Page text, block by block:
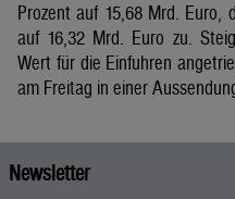
Prozent auf 15,68 Mrd. Euro,
auf 16,32 Mrd. Euro zu.
Wert für die Einfuhren
am Freitag in einer
Newsletter